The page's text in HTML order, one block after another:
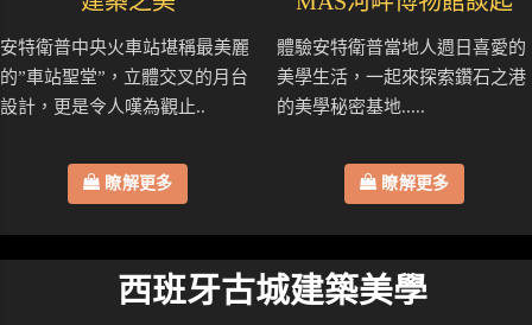
安特衛普中央火車站堪稱最美麗
的”車站聖堂”，立體交叉的月台
設計，更是令人嘆為觀止..
瞭解更多
體驗安特衛普當地人週日喜愛的
美學生活，一起來探索鑽石之港
的美學秘密基地.....
瞭解更多
西班牙古城建築美學